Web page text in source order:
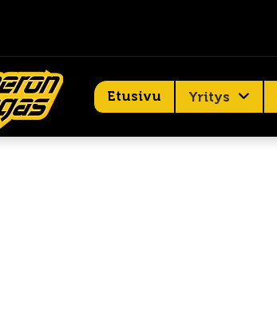
Etusivu Yritys